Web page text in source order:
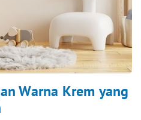
Warna Krem yang